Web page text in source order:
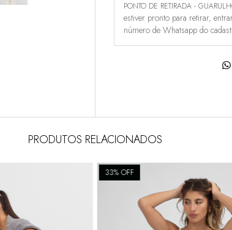
PONTO DE RETIRADA -
estiver pronto para retirar,
número de Whatsapp do
PRODUTOS RELACIONADOS
33% OFF